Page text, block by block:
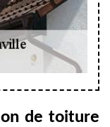
de toiture